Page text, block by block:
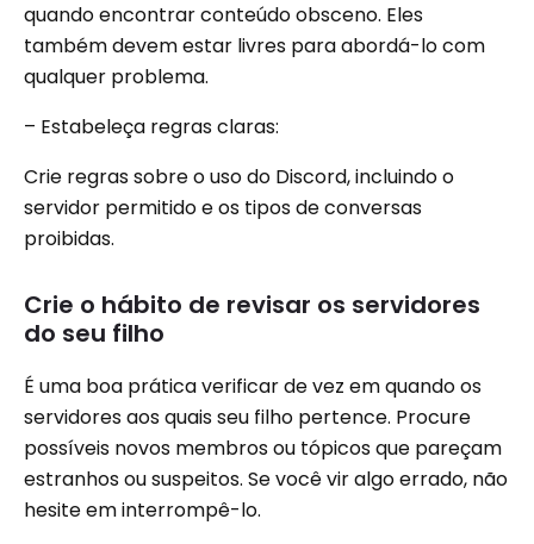
quando encontrar conteúdo obsceno. Eles
também devem estar livres para abordá-lo com
qualquer problema.
– Estabeleça regras claras:
Crie regras sobre o uso do Discord, incluindo o
servidor permitido e os tipos de conversas
proibidas.
Crie o hábito de revisar os servidores
do seu filho
É uma boa prática verificar de vez em quando os
servidores aos quais seu filho pertence. Procure
possíveis novos membros ou tópicos que pareçam
estranhos ou suspeitos. Se você vir algo errado, não
hesite em interrompê-lo.